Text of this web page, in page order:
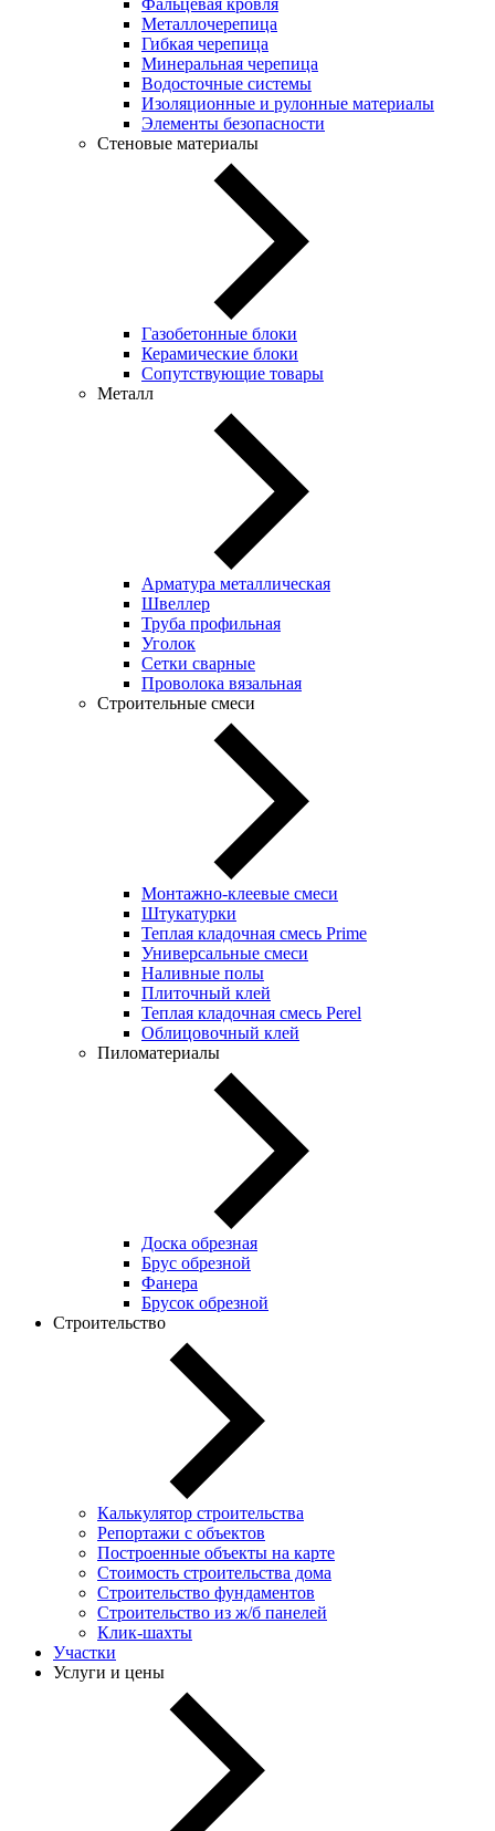
Металлочерепица
Гибкая черепица
Минеральная черепица
Водосточные системы
Изоляционные и рулонные материалы
Элементы безопасности
Стеновые материалы
Газобетонные блоки
Керамические блоки
Сопутствующие товары
Металл
Арматура металлическая
Швеллер
Труба профильная
Уголок
Сетки сварные
Проволока вязальная
Строительные смеси
Монтажно-клеевые смеси
Штукатурки
Теплая кладочная смесь Prime
Универсальные смеси
Наливные полы
Плиточный клей
Теплая кладочная смесь Perel
Облицовочный клей
Пиломатериалы
Доска обрезная
Брус обрезной
Фанера
Брусок обрезной
Строительство
Калькулятор строительства
Репортажи с объектов
Построенные объекты на карте
Стоимость строительства дома
Строительство фундаментов
Строительство из ж/б панелей
Клик-шахты
Участки
Услуги и цены